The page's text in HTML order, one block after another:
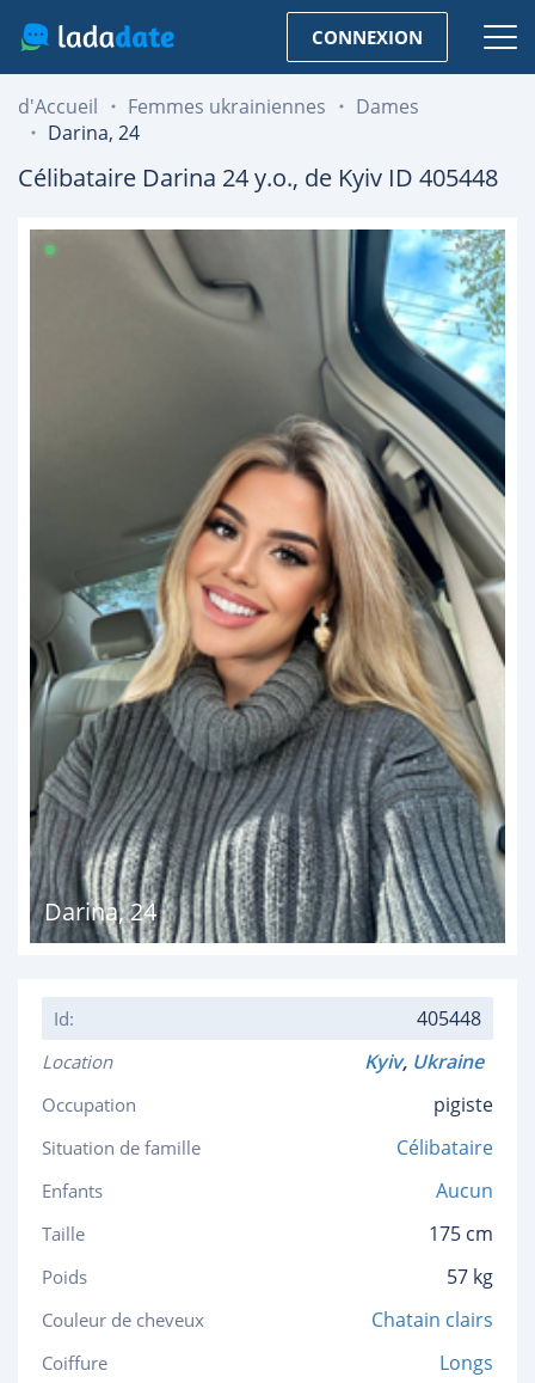
CONNEXION
d'Accueil Femmes ukrainiennes
Dames
Darina, 24
Célibataire Darina 24y.o., de Kyiv ID 405448
Darina,24
Id: 405448
Location Kyiv, Ukraine
Occupation pigiste
Situation de famille Célibataire
Enfants Aucun
Taille 175 cm
Poids 57 kg
Couleur de cheveux Chatain clairs
Coiffure Longs